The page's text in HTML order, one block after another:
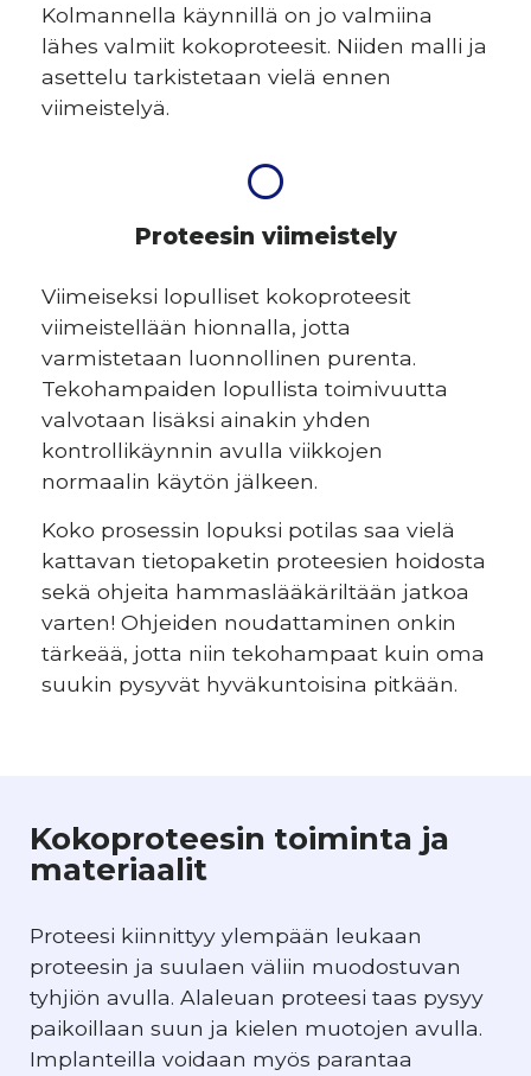
Kolmannella käynnillä on jo valmiina
lähes valmiit kokoproteesit. Niiden malli ja
asettelu tarkistetaan vielä ennen
viimeistelyä.
Proteesin viimeistely
Viimeiseksi lopulliset kokoproteesit
viimeistellään hionnalla, jotta
varmistetaan luonnollinen purenta.
Tekohampaiden lopullista toimivuutta
valvotaan lisäksi ainakin yhden
kontrollikäynnin avulla viikkojen
normaalin käytön jälkeen.
Koko prosessin lopuksi potilas saa vielä
kattavan tietopaketin proteesien hoidosta
sekä ohjeita hammaslääkäriltään jatkoa
varten! Ohjeiden noudattaminen onkin
tärkeää, jotta niin tekohampaat kuin oma
suukin pysyvät hyväkuntoisina pitkään.
Kokoproteesin toiminta ja
materiaalit
Proteesi kiinnittyy ylempään leukaan
proteesin ja suulaen väliin muodostuvan
tyhjiön avulla. Alaleuan proteesi taas pysyy
paikoillaan suun ja kielen muotojen avulla.
Implanteilla voidaan myös parantaa